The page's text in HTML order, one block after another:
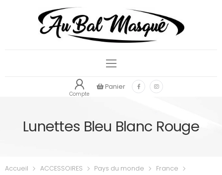
Compte
Panier
Lunettes Bleu Blanc Rouge
Accueil ACCESSOIRES Pays du monde
France